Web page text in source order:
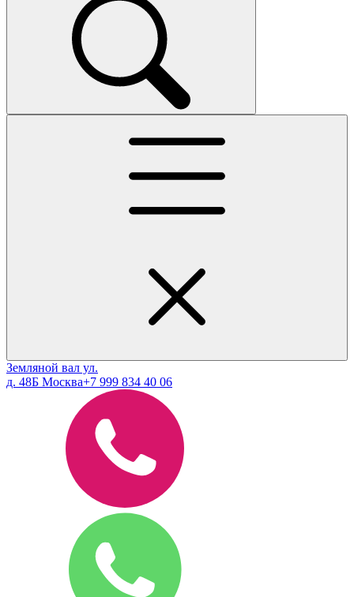
Земляной вал ул.
д. 48Б Москва+7 999 834 40 06